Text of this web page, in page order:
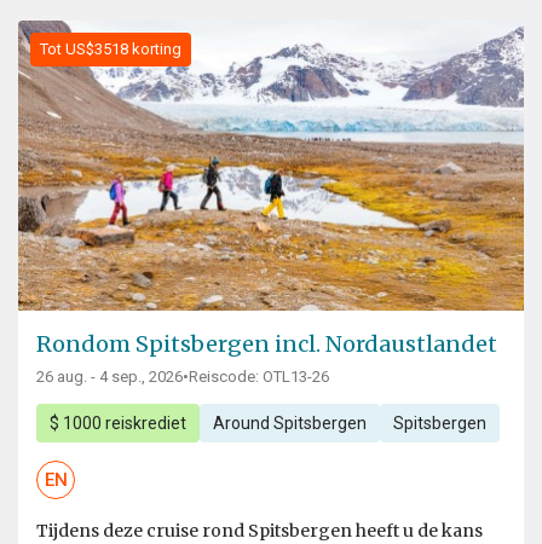
Tot US$3518 korting
Rondom Spitsbergen incl. Nordaustlandet
26 aug. - 4 sep., 2026•Reiscode: OTL13-26
$ 1000 reiskrediet Around Spitsbergen Spitsbergen
EN
Tijdens deze cruise rond Spitsbergen heeft u de kans